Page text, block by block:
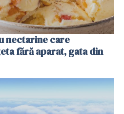
nectarine care
fără aparat, gata din